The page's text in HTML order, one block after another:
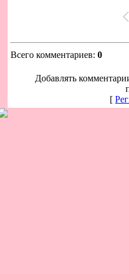
Всего комментариев: 0
Добавлять
[